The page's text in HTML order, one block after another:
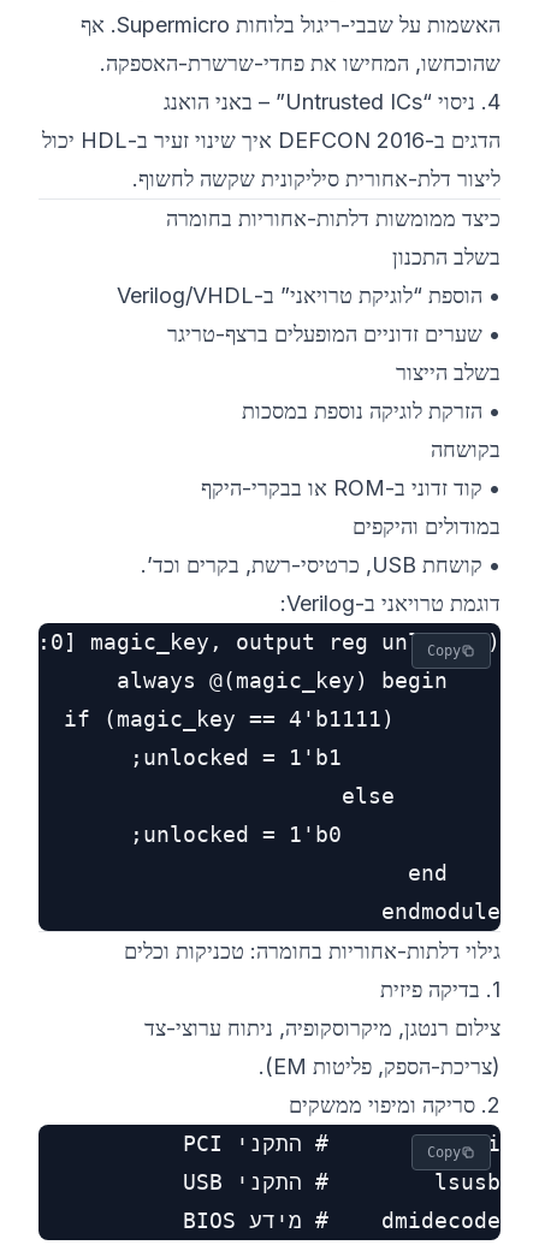
האשמות על שבבי-ריגול בלוחות Supermicro. אף
שהוכחשו, המחישו את פחדי-שרשרת-האספקה.
4. ניסוי “Untrusted ICs” – באני הואנג
הדגים ב-DEFCON 2016 איך שינוי זעיר ב-HDL יכול
ליצור דלת-אחורית סיליקונית שקשה לחשוף.
כיצד ממומשות דלתות-אחוריות בחומרה
בשלב התכנון
• הוספת “לוגיקת טרויאני” ב-Verilog/VHDL
• שערים זדוניים המופעלים ברצף-טריגר
בשלב הייצור
• הזרקת לוגיקה נוספת במסכות
בקושחה
• קוד זדוני ב-ROM או בבקרי-היקף
במודולים והיקפים
• קושחת USB, כרטיסי-רשת, בקרים וכד’.
דוגמת טרויאני ב-Verilog:
endmodule
Copy
גילוי דלתות-אחוריות בחומרה: טכניקות וכלים
1. בדיקה פיזית
צילום רנטגן, מיקרוסקופיה, ניתוח ערוצי-צד
(צריכת-הספק, פליטות EM).
2. סריקה ומיפוי ממשקים
dmidecode    # מידע BIOS
Copy